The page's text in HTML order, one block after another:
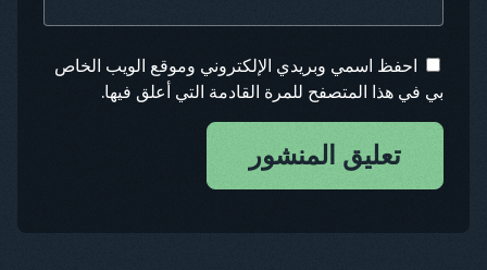
احفظ اسمي وبريدي الإلكتروني وموقع الويب الخاص
بي في هذا المتصفح للمرة القادمة التي أعلق فيها.
تعليق المنشور